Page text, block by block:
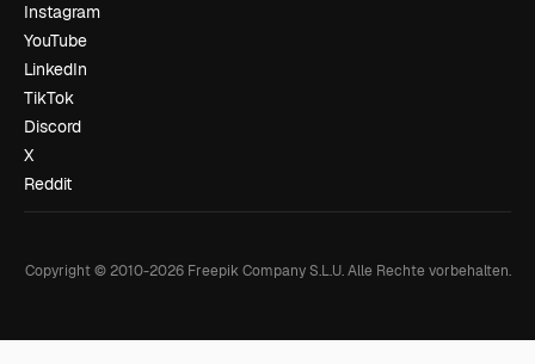
Instagram
YouTube
LinkedIn
TikTok
Discord
X
Reddit
Copyright © 2010-2026Freepik Company S.L.U. Alle Rechte vorbehalten.